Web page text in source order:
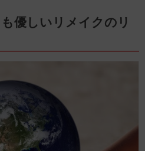
優しいリメイクのリ